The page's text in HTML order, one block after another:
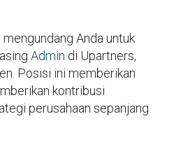
Anda untuk
Admin di Upartners,
Posisi ini memberikan
kontribusi
perusahaan sepanjang